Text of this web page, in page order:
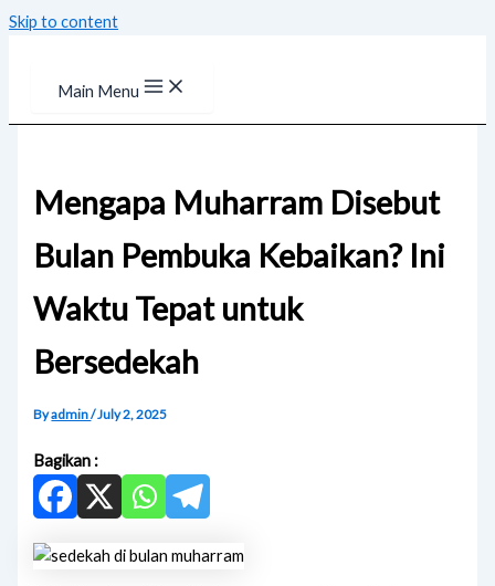
Skip to content
Main Menu
Mengapa Muharram Disebut
Bulan Pembuka Kebaikan? Ini
Waktu Tepat untuk
Bersedekah
Byadmin/July 2, 2025
Bagikan :